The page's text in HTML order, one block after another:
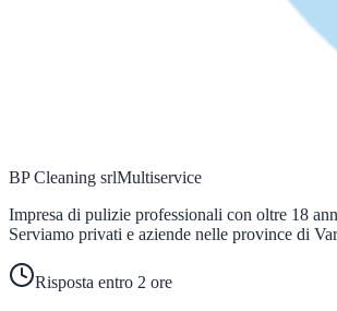
BP Cleaning srlMultiservice
Impresa di pulizie professionali con oltre 18
Serviamo privati e aziende nelle province di
Risposta entro 2 ore